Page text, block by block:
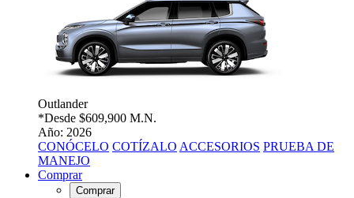
Outlander
*Desde $609,900 M.N.
Año: 2026
CONÓCELO COTÍZALO ACCESORIOS PRUEBA DE
MANEJO
Comprar
Comprar